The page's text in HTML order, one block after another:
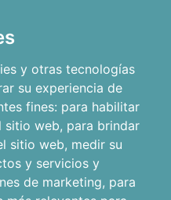
y otras tecnologías
su experiencia de
fines: para habilitar
sitio web, para brindar
sitio web, medir su
y servicios y
de marketing, para